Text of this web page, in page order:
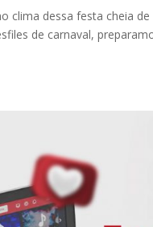
clima dessa festa cheia
de carnaval,